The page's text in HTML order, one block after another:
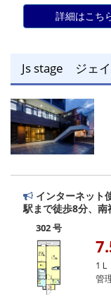
詳細はこち
Js stage ジェ
インターネット
駅まで徒歩8分、
302 号
1
管